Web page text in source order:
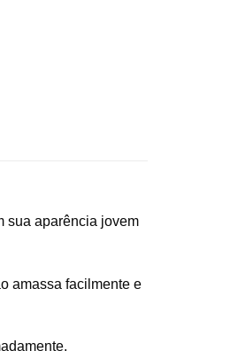
sua aparência jovem
amassa facilmente e